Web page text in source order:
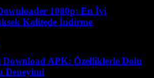
1080p: En İyi
Kalitede İndirme
Download APK: Özelliklerle Dolu
Deneyimi